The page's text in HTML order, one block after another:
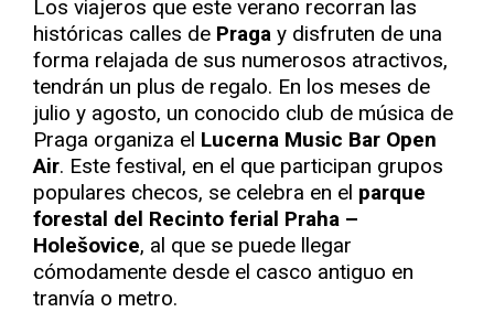
Los viajeros que este verano recorran las
históricas calles de Praga y disfruten de una
forma relajada de sus numerosos atractivos,
tendrán un plus de regalo. En los meses de
julio y agosto, un conocido club de música de
Praga organiza el Lucerna Music Bar Open
Air. Este festival, en el que participan grupos
populares checos, se celebra en el parque
forestal del Recinto ferial Praha –
Holešovice, al que se puede llegar
cómodamente desde el casco antiguo en
tranvía o metro.